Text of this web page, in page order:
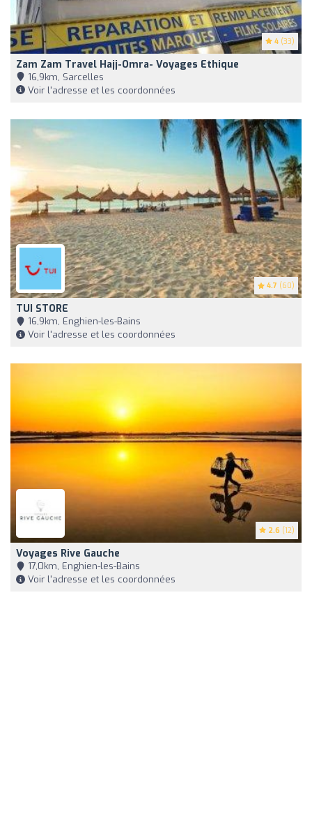
4 (33)
Zam Zam Travel Hajj-Omra- Voyages Ethique
16,9km, Sarcelles
Voir l'adresse et les coordonnées
4.7 (60)
TUI STORE
16,9km, Enghien-les-Bains
Voir l'adresse et les coordonnées
2.6 (12)
Voyages Rive Gauche
17,0km, Enghien-les-Bains
Voir l'adresse et les coordonnées